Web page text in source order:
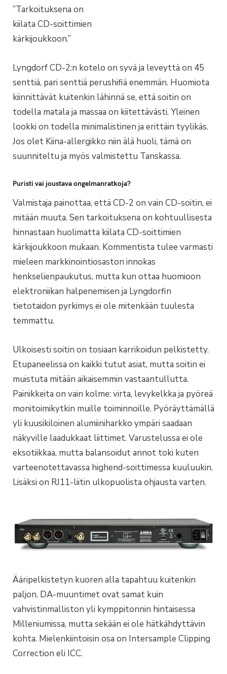
”Tarkoituksena on
kiilata CD-soittimien
kärkijoukkoon.”
Lyngdorf CD-2:n kotelo on syvä ja leveyttä on 45
senttiä, pari senttiä perushifiä enemmän. Huomiota
kiinnittävät kuitenkin lähinnä se, että soitin on
todella matala ja massaa on kiitettävästi. Yleinen
lookki on todella minimalistinen ja erittäin tyylikäs.
Jos olet Kiina-allergikko niin älä huoli, tämä on
suunniteltu ja myös valmistettu Tanskassa.
Puristi vai joustava ongelmanratkoja?
Valmistaja painottaa, että CD-2 on vain CD-soitin, ei
mitään muuta. Sen tarkoituksena on kohtuullisesta
hinnastaan huolimatta kiilata CD-soittimien
kärkijoukkoon mukaan. Kommentista tulee varmasti
mieleen markkinointiosaston innokas
henkselienpaukutus, mutta kun ottaa huomioon
elektroniikan halpenemisen ja Lyngdorfin
tietotaidon pyrkimys ei ole mitenkään tuulesta
temmattu.
Ulkoisesti soitin on tosiaan karrikoidun pelkistetty.
Etupaneelissa on kaikki tutut asiat, mutta soitin ei
muistuta mitään aikaisemmin vastaantullutta.
Painikkeita on vain kolme: virta, levykelkka ja pyöreä
monitoimikytkin muille toiminnoille. Pyöräyttämällä
yli kuusikiloinen alumiiniharkko ympäri saadaan
näkyville laadukkaat liittimet. Varustelussa ei ole
eksotiikkaa, mutta balansoidut annot toki kuten
varteenotettavassa highend-soittimessa kuuluukin.
Lisäksi on RJ11-liitin ulkopuolista ohjausta varten.
Ääripelkistetyn kuoren alla tapahtuu kuitenkin
paljon. DA-muuntimet ovat samat kuin
vahvistinmalliston yli kymppitonnin hintaisessa
Milleniumissa, mutta sekään ei ole hätkähdyttävin
kohta. Mielenkiintoisin osa on Intersample Clipping
Correction eli ICC.